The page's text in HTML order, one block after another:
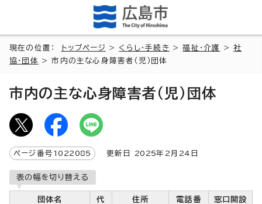
現在の位置： トップページ > くらし・手続き >福祉・介護 >社
協・団体
> 市内の主な心身障害者（児）団体
市内の主な心身障害者（児）団体
ページ番号 1022085 更新日 2025年2月 24 日
表の幅を切り替える
団体名
代
住所
電話番
窓口開設